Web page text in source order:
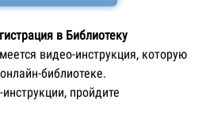
в Библиотеку
видео-инструкция, которую
библиотеке.
пройдите